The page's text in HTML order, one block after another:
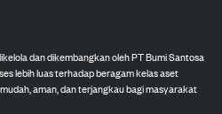
dan dikembangkan oleh PT Bumi Santosa
lebih luas terhadap beragam kelas aset
aman, dan terjangkau bagi masyarakat